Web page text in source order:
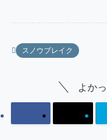
スノウブレイク
よか